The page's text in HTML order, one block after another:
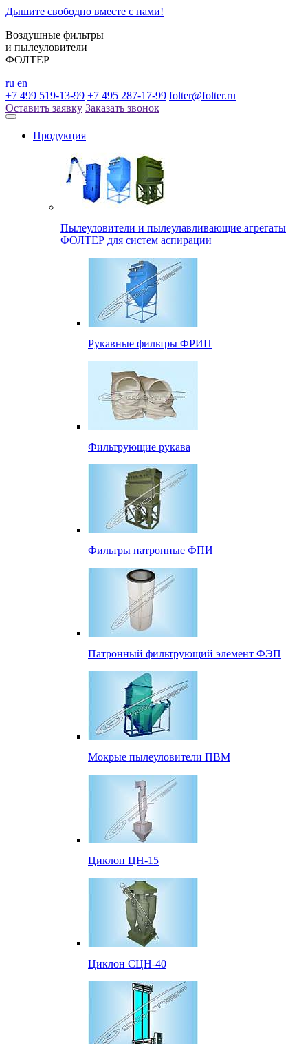
Дышите свободно вместе с нами!
Воздушные фильтры
и пылеуловители
ФОЛТЕР
ru en
+7 499 519-13-99 +7 495 287-17-99 folter@folter.ru
Оставить заявку Заказать звонок
Продукция
Пылеуловители и пылеулавливающие агрегаты
ФОЛТЕР для систем аспирации
Рукавные фильтры ФРИП
Фильтрующие рукава
Фильтры патронные ФПИ
Патронный фильтрующий элемент ФЭП
Мокрые пылеуловители ПВМ
Циклон ЦН-15
Циклон СЦН-40